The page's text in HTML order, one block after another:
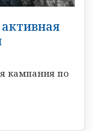
кампания по